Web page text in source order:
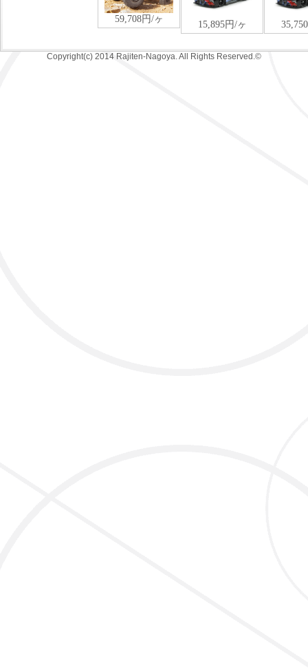
Copyright(c) 2014 Rajiten-Nagoya. All Rights Reserved.©